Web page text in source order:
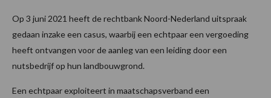
Op 3 juni 2021 heeft de rechtbank Noord-Nederland uitspraak
gedaan inzake een casus, waarbij een echtpaar een vergoeding
heeft ontvangen voor de aanleg van een leiding door een
nutsbedrijf op hun landbouwgrond.
Een echtpaar exploiteert in maatschapsverband een